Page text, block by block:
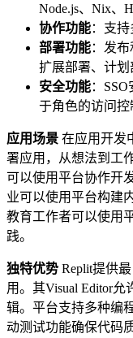
Node.js、Nix、
协作功能：支
部署功能：发
扩展部署、计划
安全功能：
于角色的访问控
应用场景 在应用开发
署应用，从想法到工
可以使用平台协作开
业可以使用平台构建
教育工作者可以使用
践。
独特优势 Replit提供
用。其Visual Editor
辑。平台支持多种编
动测试功能确保代码